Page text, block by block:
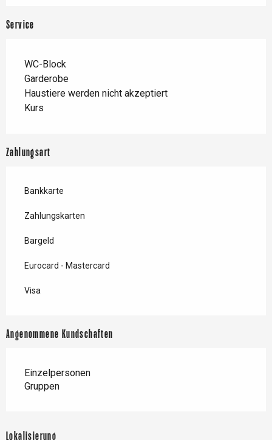
Service
WC-Block
Garderobe
Haustiere werden nicht akzeptiert
Kurs
Zahlungsart
Bankkarte
Zahlungskarten
Bargeld
Eurocard - Mastercard
Visa
Angenommene Kundschaften
Einzelpersonen
Gruppen
Lokalisierung